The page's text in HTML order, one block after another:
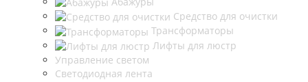
Средство для очистки
Трансформаторы
Лифты для люстр
Управление светом
Светодиодная лента